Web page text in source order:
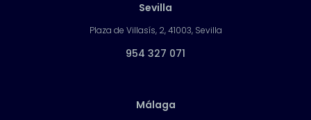
Sevilla
Plaza de Villasís, 2, 41003, Sevilla
954 327 071
Málaga